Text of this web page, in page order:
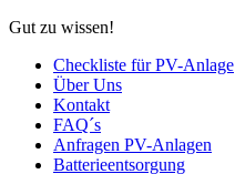
Gut zu wissen!
Checkliste für PV-Anlage
Über Uns
Kontakt
FAQ´s
Anfragen PV-Anlagen
Batterieentsorgung